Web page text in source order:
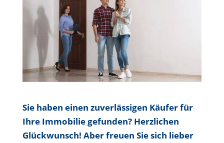
Sie haben einen zuverlässigen Käufer für
Ihre Immobilie gefunden? Herzlichen
Glückwunsch! Aber freuen Sie sich lieber